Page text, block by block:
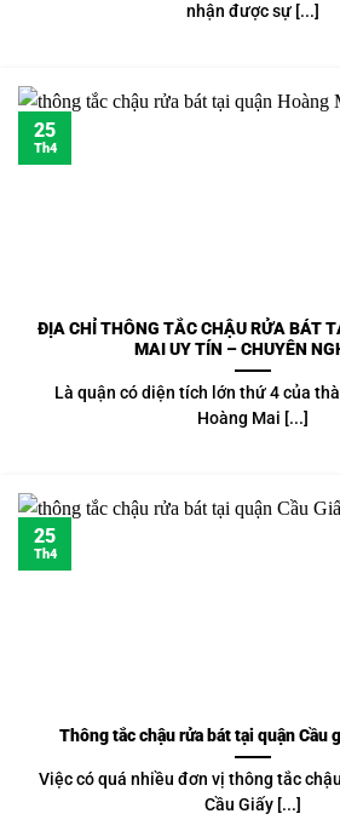
nhận được sự [...]
ĐỊA CHỈ THÔNG TẮC CHẬU RỬA BÁT
MAI UY TÍN – CHUYÊN
Là quận có diện tích lớn thứ 4 của
Hoàng Mai [...]
25
Th4
Thông tắc chậu rửa bát tại quận Cầu
Việc có quá nhiều đơn vị thông tắc
Cầu Giấy [...]
25
Th4